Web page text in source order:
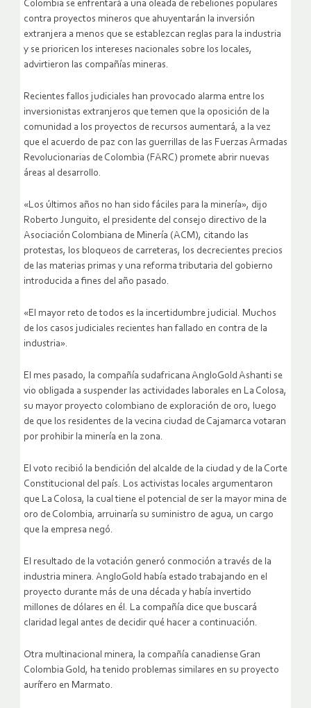
Colombia se enfrentará a una oleada de rebeliones populares
contra proyectos mineros que ahuyentarán la inversión
extranjera a menos que se establezcan reglas para la industria
y se prioricen los intereses nacionales sobre los locales,
advirtieron las compañías mineras.
Recientes fallos judiciales han provocado alarma entre los
inversionistas extranjeros que temen que la oposición de la
comunidad a los proyectos de recursos aumentará, a la vez
que el acuerdo de paz con las guerrillas de las Fuerzas Armadas
Revolucionarias de Colombia (FARC) promete abrir nuevas
áreas al desarrollo.
«Los últimos años no han sido fáciles para la minería», dijo
Roberto Junguito, el presidente del consejo directivo de la
Asociación Colombiana de Minería (ACM), citando las
protestas, los bloqueos de carreteras, los decrecientes precios
de las materias primas y una reforma tributaria del gobierno
introducida a fines del año pasado.
«El mayor reto de todos es la incertidumbre judicial. Muchos
de los casos judiciales recientes han fallado en contra de la
industria».
El mes pasado, la compañía sudafricana AngloGold Ashanti se
vio obligada a suspender las actividades laborales en La Colosa,
su mayor proyecto colombiano de exploración de oro, luego
de que los residentes de la vecina ciudad de Cajamarca votaran
por prohibir la minería en la zona.
El voto recibió la bendición del alcalde de la ciudad y de la Corte
Constitucional del país. Los activistas locales argumentaron
que La Colosa, la cual tiene el potencial de ser la mayor mina de
oro de Colombia, arruinaría su suministro de agua, un cargo
que la empresa negó.
El resultado de la votación generó conmoción a través de la
industria minera. AngloGold había estado trabajando en el
proyecto durante más de una década y había invertido
millones de dólares en él. La compañía dice que buscará
claridad legal antes de decidir qué hacer a continuación.
Otra multinacional minera, la compañía canadiense Gran
Colombia Gold, ha tenido problemas similares en su proyecto
aurífero en Marmato.